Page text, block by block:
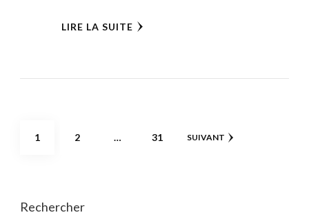
LIRE LA SUITE
Pagination
PAGE
1 PAGE
2 … PAGE
31 SUIVANT
Rechercher